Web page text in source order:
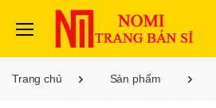
Trang chủ Sản phẩm